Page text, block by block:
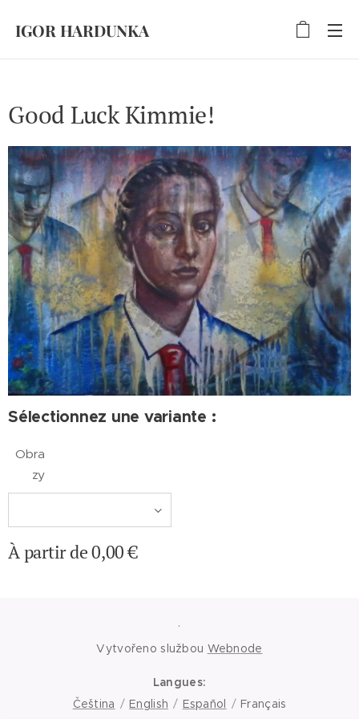
IGOR HARDUNKA
Good Luck Kimmie!
Sélectionnez une variante :
Obra
zy
À partir de0,00€
.
Vytvořeno službou Webnode
Langues
Čeština
English Español Français